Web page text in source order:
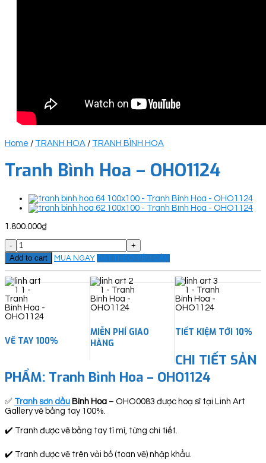
Home / TRANH HOA / TRANH BÌNH HOA
Tranh Bình Hoa – OHO1124
1.800.000₫
Tranh
Bình
Hoa
-
OHO1124
quantity
Add to cart MUA NGAY ĐẶT THEO YÊU CẦU
VẼ TAY 100%
MIỄN PHÍ GIAO
HÀNG
TIẾT KIỆM TỚI 10%
CHI TIẾT SẢN
PHẨM: Tranh Bình Hoa – OHO1124
✅ Tranh sơn dầu Bình Hoa – OHO0083 được hoạ sĩ tại Linh Art
Gallery vẽ bằng tay 100%.
✔️ Tranh được vẽ bằng tay tỉ mỉ, từng chi tiết.
✔️ Tranh được vẽ trên vải bố (toan vẽ) nhập khẩu.